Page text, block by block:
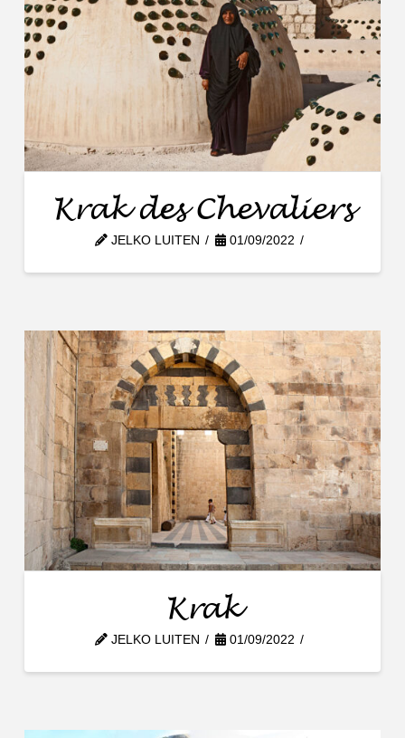
Krak des Chevaliers
JELKO LUITEN 01/09/2022
Krak
JELKO LUITEN 01/09/2022